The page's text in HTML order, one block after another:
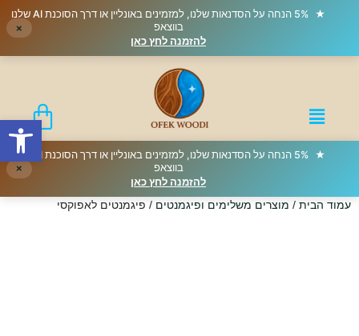
★
5% הנחה על הסדנאות שלנו, למזמינים באונליין או דרך הסוכנת AI שלנו
בווצאפ
להזמנה לחץ כאן
×
★
5% הנחה על הסדנאות שלנו, למזמינים באונליין או דרך הסוכנת AI שלנו
בווצאפ
להזמנה לחץ כאן
×
עמוד הבית / מוצרים משלימים ופיגמנטים / פיגמנטים לאפוקסי
פתח